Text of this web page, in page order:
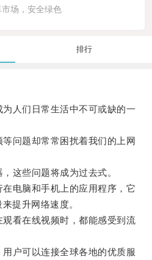
市场，安全绿色
排行
人们日常生活中不可或缺的一
问题却常常困扰着我们的上网
些问题将成为过去式。
电脑和手机上的应用程序，它
提升网络速度。
看在线视频时，都能感受到流
户可以连接全球各地的优质服